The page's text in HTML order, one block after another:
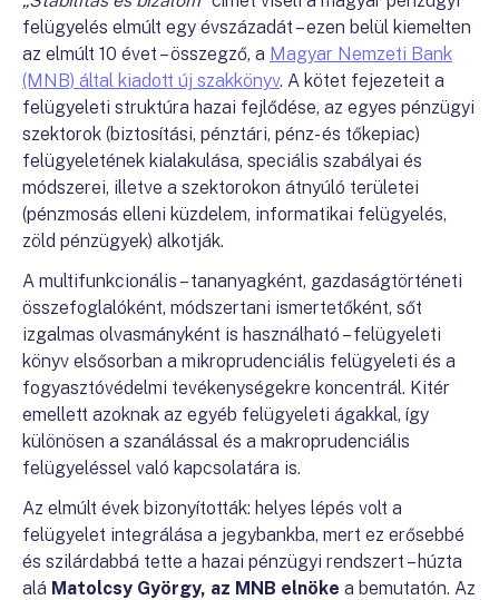
felügyelés elmúlt egy évszázadát – ezen belül kiemelten
az elmúlt 10 évet – összegző, a Magyar Nemzeti Bank
(MNB) által kiadott új szakkönyv. A kötet fejezeteit a
felügyeleti struktúra hazai fejlődése, az egyes pénzügyi
szektorok (biztosítási, pénztári, pénz- és tőkepiac)
felügyeletének kialakulása, speciális szabályai és
módszerei, illetve a szektorokon átnyúló területei
(pénzmosás elleni küzdelem, informatikai felügyelés,
zöld pénzügyek) alkotják.
A multifunkcionális – tananyagként, gazdaságtörténeti
összefoglalóként, módszertani ismertetőként, sőt
izgalmas olvasmányként is használható – felügyeleti
könyv elsősorban a mikroprudenciális felügyeleti és a
fogyasztóvédelmi tevékenységekre koncentrál. Kitér
emellett azoknak az egyéb felügyeleti ágakkal, így
különösen a szanálással és a makroprudenciális
felügyeléssel való kapcsolatára is.
Az elmúlt évek bizonyították: helyes lépés volt a
felügyelet integrálása a jegybankba, mert ez erősebbé
és szilárdabbá tette a hazai pénzügyi rendszert – húzta
alá Matolcsy György, az MNB elnöke a bemutatón. Az